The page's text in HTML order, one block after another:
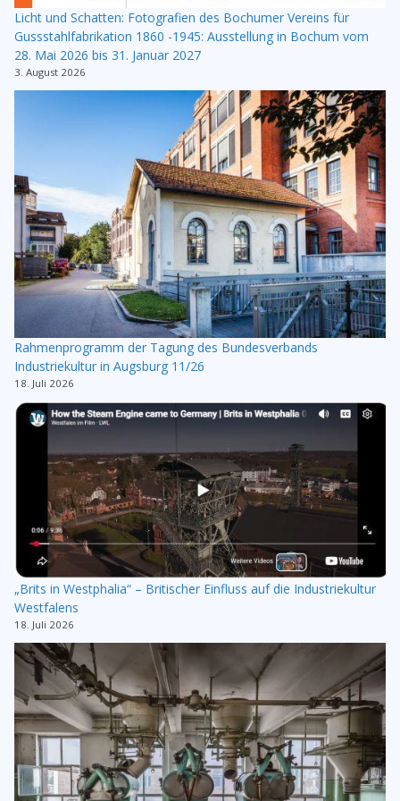
Licht und Schatten: Fotografien des Bochumer Vereins für
Gussstahlfabrikation 1860 -1945: Ausstellung in Bochum vom
28. Mai 2026 bis 31. Januar 2027
3. August 2026
Rahmenprogramm der Tagung des Bundesverbands
Industriekultur in Augsburg 11/26
18. Juli 2026
„Brits in Westphalia“ – Britischer Einfluss auf die Industriekultur
Westfalens
18. Juli 2026